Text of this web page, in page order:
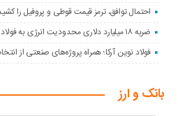
احتمال توافق، ترمز قیمت قوطی و پروفیل را
ضربه ۱۸ میلیارد دلاری محدودیت انرژی به فولاد ایران در ۵ سال
فولاد نوین آرکا؛ همراه پروژه‌های صنعتی از
بانک و ارز